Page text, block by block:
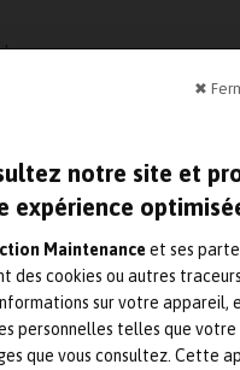
✖
notre site et
expérience
Maintenanceet ses
des cookies ou autres
sur votre appareil,
personnelles telles que votre
que vous consultez. Cette
cherché : «
Économie circulaire :
un partenariat pour le